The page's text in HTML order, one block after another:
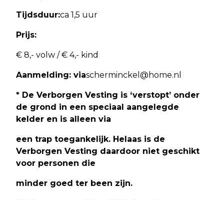
Tijdsduur:ca 1,5 uur
Prijs:
€ 8,- volw / € 4,- kind
Aanmelding: viascherminckel@home.nl
* De Verborgen Vesting is ‘verstopt’ onder
de grond in een speciaal aangelegde
kelder en is alleen via
een trap toegankelijk. Helaas is de
Verborgen Vesting daardoor niet geschikt
voor personen die
minder goed ter been zijn.